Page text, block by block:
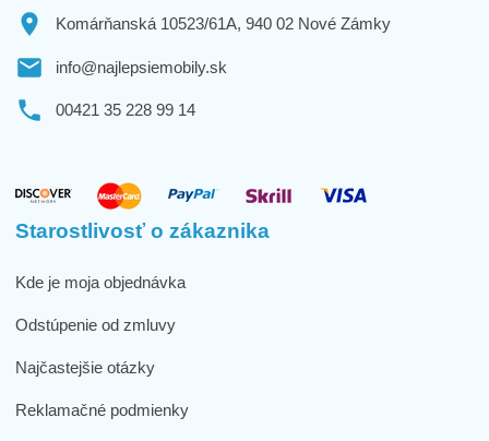
Komárňanská 10523/61A, 940 02 Nové Zámky
info@najlepsiemobily.sk
00421 35 228 99 14
Starostlivosť o zákaznika
Kde je moja objednávka
Odstúpenie od zmluvy
Najčastejšie otázky
Reklamačné podmienky